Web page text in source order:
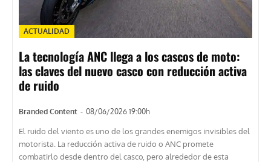
ACTUALIDAD
La tecnología ANC llega a los cascos de moto:
las claves del nuevo casco con reducción activa
de ruido
Branded Content - 08/06/2026 19:00h
El ruido del viento es uno de los grandes enemigos invisibles del
motorista. La reducción activa de ruido o ANC promete
combatirlo desde dentro del casco, pero alrededor de esta